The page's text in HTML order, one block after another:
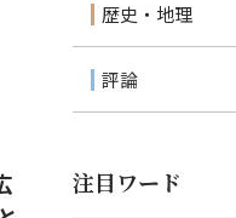
歴史・地理
評論
注目ワード